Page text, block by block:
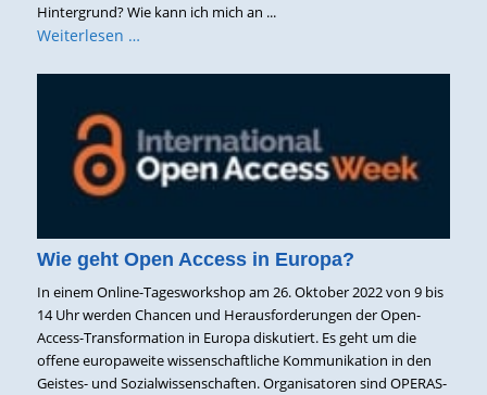
Hintergrund? Wie kann ich mich an ...
Weiterlesen …
Wie geht Open Access in Europa?
In einem Online-Tagesworkshop am 26. Oktober 2022 von 9 bis
14 Uhr werden Chancen und Herausforderungen der Open-
Access-Transformation in Europa diskutiert. Es geht um die
offene europaweite wissenschaftliche Kommunikation in den
Geistes- und Sozialwissenschaften. Organisatoren sind OPERAS-